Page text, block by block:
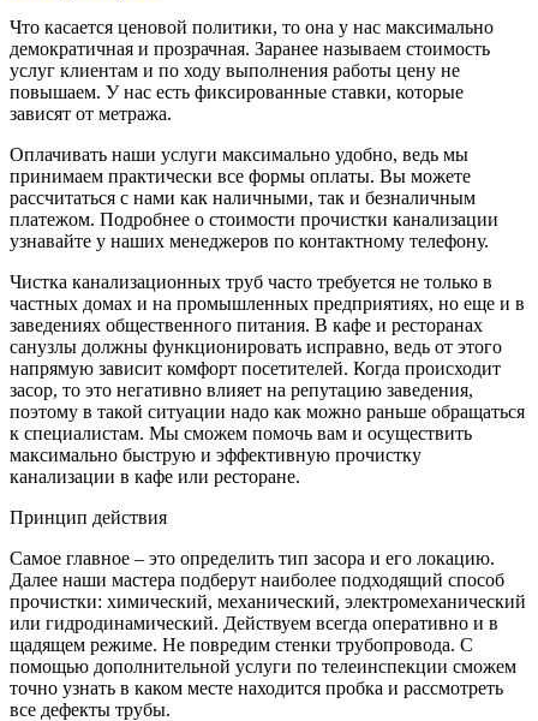
Что касается ценовой политики, то она у нас максимально
демократичная и прозрачная. Заранее называем стоимость
услуг клиентам и по ходу выполнения работы цену не
повышаем. У нас есть фиксированные ставки, которые
зависят от метража.
Оплачивать наши услуги максимально удобно, ведь мы
принимаем практически все формы оплаты. Вы можете
рассчитаться с нами как наличными, так и безналичным
платежом. Подробнее о стоимости прочистки канализации
узнавайте у наших менеджеров по контактному телефону.
Чистка канализационных труб часто требуется не только в
частных домах и на промышленных предприятиях, но еще и в
заведениях общественного питания. В кафе и ресторанах
санузлы должны функционировать исправно, ведь от этого
напрямую зависит комфорт посетителей. Когда происходит
засор, то это негативно влияет на репутацию заведения,
поэтому в такой ситуации надо как можно раньше обращаться
к специалистам. Мы сможем помочь вам и осуществить
максимально быструю и эффективную прочистку
канализации в кафе или ресторане.
Принцип действия
Самое главное – это определить тип засора и его локацию.
Далее наши мастера подберут наиболее подходящий способ
прочистки: химический, механический, электромеханический
или гидродинамический. Действуем всегда оперативно и в
щадящем режиме. Не повредим стенки трубопровода. С
помощью дополнительной услуги по телеинспекции сможем
точно узнать в каком месте находится пробка и рассмотреть
все дефекты трубы.